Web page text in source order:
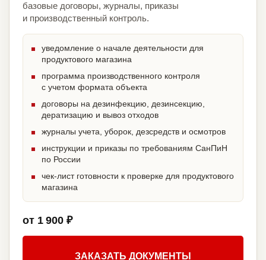
базовые договоры, журналы, приказы
и производственный контроль.
уведомление о начале деятельности для
продуктового магазина
программа производственного контроля
с учетом формата объекта
договоры на дезинфекцию, дезинсекцию,
дератизацию и вывоз отходов
журналы учета, уборок, дезсредств и осмотров
инструкции и приказы по требованиям СанПиН
по России
чек-лист готовности к проверке для продуктового
магазина
от 1 900 ₽
ЗАКАЗАТЬ ДОКУМЕНТЫ